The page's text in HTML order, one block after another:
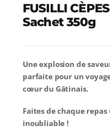
FUSILLI
Sachet 350g
Une explosion de
parfaite pour un
cœur du Gâtinais.
Faites de chaque
inoubliable !